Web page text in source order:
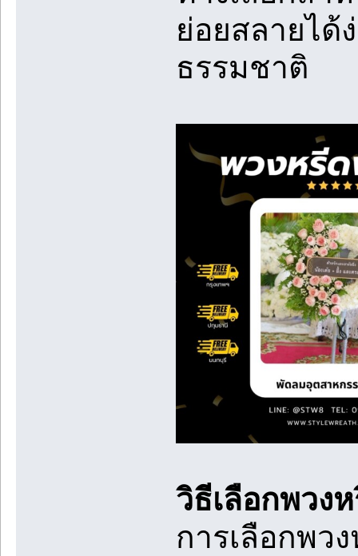
ย่อยสลายได้
ธรรมชาติ
วิธีเลือกพวง
การเลือกพว